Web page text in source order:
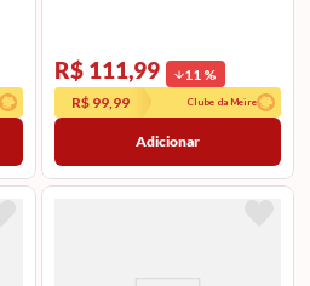
R$ 111,99 11 %
R$ 99,99
Clube da Meire
Adicionar